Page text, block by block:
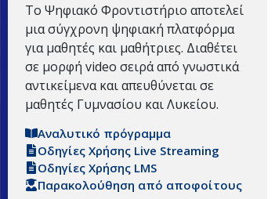
Το Ψηφιακό Φροντιστήριο αποτελεί
μια σύγχρονη ψηφιακή πλατφόρμα
για μαθητές και μαθήτριες. Διαθέτει
σε μορφή video σειρά από γνωστικά
αντικείμενα και απευθύνεται σε
μαθητές Γυμνασίου και Λυκείου.
Αναλυτικό πρόγραμμα
Οδηγίες Χρήσης Live Streaming
Οδηγίες Χρήσης LMS
Παρακολούθηση από αποφοίτους